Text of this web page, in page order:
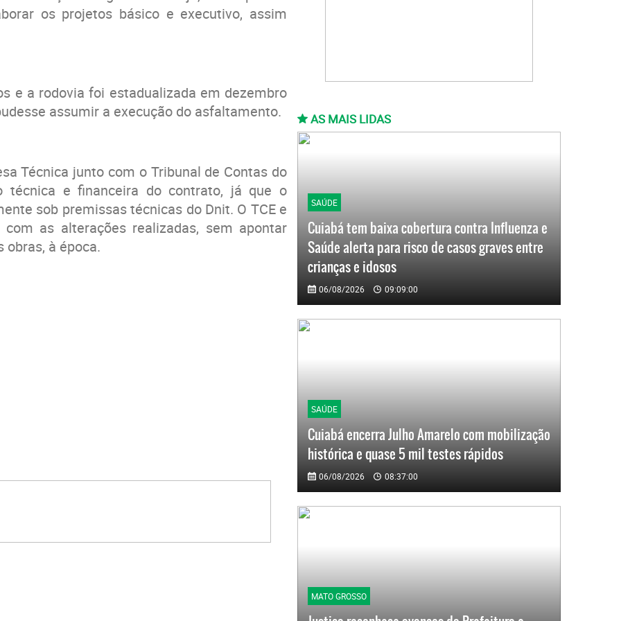
os projetos básico e executivo, assim
e a rodovia foi estadualizada em dezembro
assumir a execução do asfaltamento.
Técnica junto com o Tribunal de Contas do
técnica e financeira do contrato, já que o
sob premissas técnicas do Dnit. O TCE e
as alterações realizadas, sem apontar
obras, à época.
AS MAIS LIDAS
SAÚDE
Cuiabá tem baixa cobertura contra Influenza e
Saúde alerta para risco de casos graves entre
crianças e idosos
06/08/2026 09:09:00
SAÚDE
Cuiabá encerra Julho Amarelo com mobilização
histórica e quase 5 mil testes rápidos
06/08/2026 08:37:00
MATO GROSSO